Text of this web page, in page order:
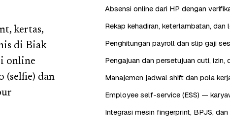
kertas,
di Biak
online
(selfie) dan
Absensi online dari HP dengan
Rekap kehadiran, keterlambatan,
Penghitungan payroll dan slip gaji
Pengajuan dan persetujuan cuti, izin,
Manajemen jadwal shift dan pola
Employee self-service (ESS) —
Integrasi mesin fingerprint, BPJS,